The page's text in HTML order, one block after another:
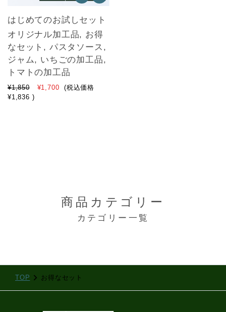
はじめてのお試しセット
オリジナル加工品, お得
なセット, パスタソース,
ジャム, いちごの加工品,
トマトの加工品
¥1,850 ¥1,700
(税込価格
¥1,836 )
商品カテゴリー
カテゴリー一覧
TOP お得なセット